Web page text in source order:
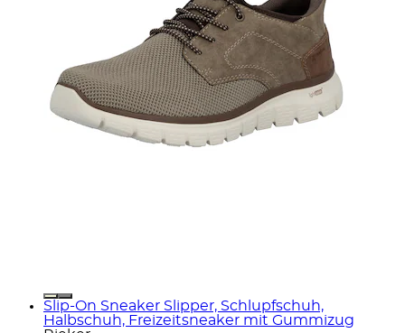
Slip-On Sneaker Slipper, Schlupfschuh,
Halbschuh, Freizeitsneaker mit Gummizug